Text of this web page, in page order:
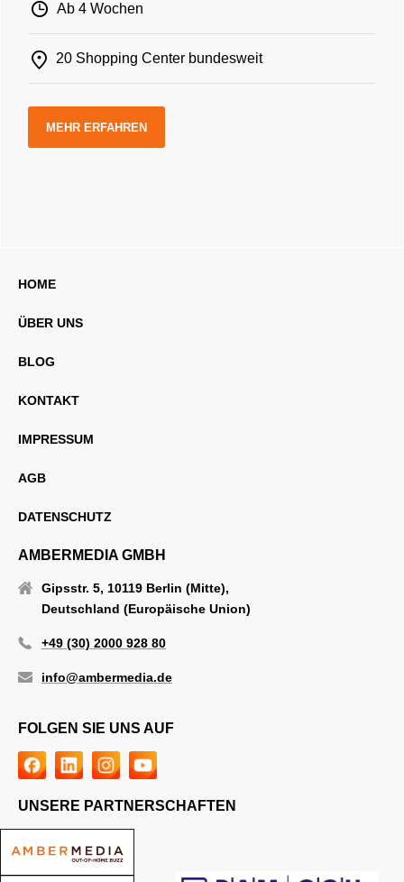
Ab 4 Wochen
20 Shopping Center bundesweit
MEHR ERFAHREN
AMBERMEDIA GMBH
Gipsstr. 5, 10119 Berlin (Mitte),
Deutschland (Europäische Union)
+49 (30) 2000 928 80
info@ambermedia.de
FOLGEN SIE UNS AUF
UNSERE PARTNERSCHAFTEN
HOME
ÜBER UNS
BLOG
KONTAKT
IMPRESSUM
AGB
DATENSCHUTZ